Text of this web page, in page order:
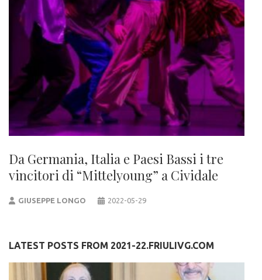
Da Germania, Italia e Paesi Bassi i tre
vincitori di “Mittelyoung” a Cividale
GIUSEPPE LONGO 2022-05-29
LATEST POSTS FROM 2021-22.FRIULIVG.COM